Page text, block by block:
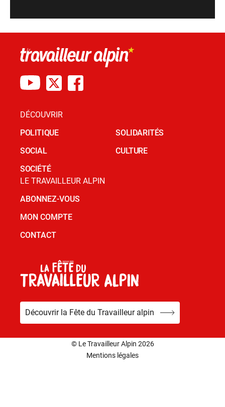
DÉCOUVRIR
POLITIQUE
SOCIAL
SOCIÉTÉ
SOLIDARITÉS
CULTURE
LE TRAVAILLEUR ALPIN
ABONNEZ-VOUS
MON COMPTE
CONTACT
Découvrir la Fête du Travailleur alpin
© Le Travailleur Alpin 2026
Mentions légales